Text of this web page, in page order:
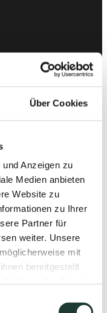
Über Cookies
Anzeigen zu
Medien anbieten
Website zu
zu Ihrer
Partner für
weiter. Unsere
mit
bereitgestellt